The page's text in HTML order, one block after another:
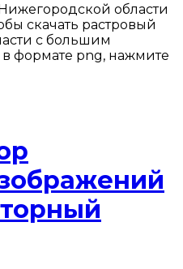
области
скачать растровый
с большим
формате png, нажмите